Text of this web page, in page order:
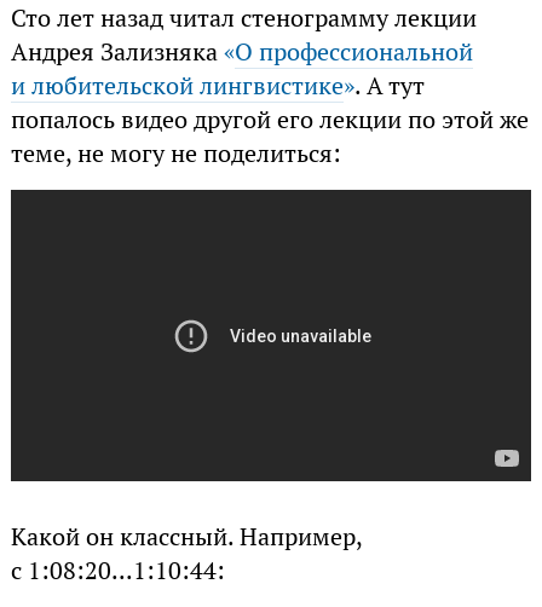
Сто лет назад читал стенограмму лекции
Андрея Зализняка«О профессиональной
и любительской лингвистике». А тут
попалось видео другой его лекции по этой же
теме, не могу не поделиться:
Какой он классный. Например,
с 1:08:20...1:10:44: